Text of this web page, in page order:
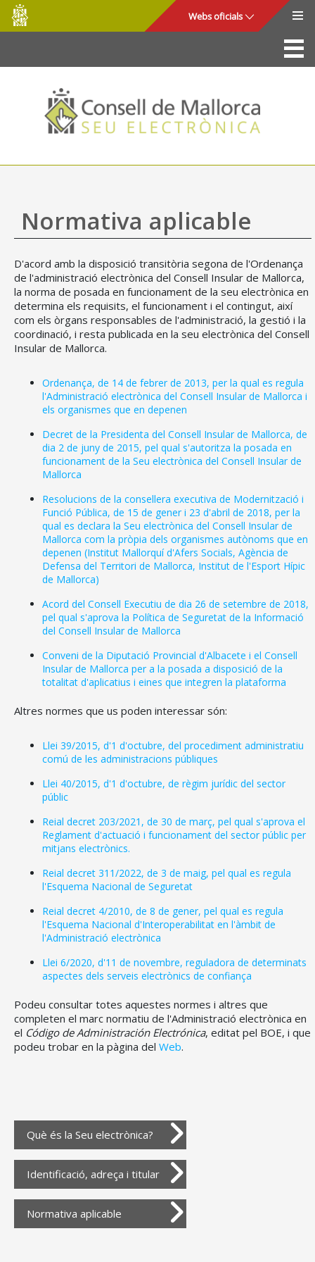
Salta al contingut principal
CONSELL DE MALLORCA
SEU ELECTRÒNICA
MALLORCA.ES
Consell
de
Mallorca
Webs oficials
La Seu
Consell de Mallorca
Accés i seguretat
Utilitats
Mapa web
Ajuda
Normativa aplicable
D'acord amb la disposició transitòria segona de l'Ordenança
de l'administració electrònica del Consell Insular de Mallorca,
la norma de posada en funcionament de la seu electrònica en
determina els requisits, el funcionament i el contingut, així
com els òrgans responsables de l'administració, la gestió i la
coordinació, i resta publicada en la seu electrònica del Consell
Insular de Mallorca.
Ordenança, de 14 de febrer de 2013, per la qual es regula
l'Administració electrònica del Consell Insular de Mallorca i
els organismes que en depenen
Decret de la Presidenta del Consell Insular de Mallorca, de
dia 2 de juny de 2015, pel qual s'autoritza la posada en
funcionament de la Seu electrònica del Consell Insular de
Mallorca
Resolucions de la consellera executiva de Modernització i
Funció Pública, de 15 de gener i 23 d'abril de 2018, per la
qual es declara la Seu electrònica del Consell Insular de
Mallorca com la pròpia dels organismes autònoms que en
depenen (Institut Mallorquí d'Afers Socials, Agència de
Defensa del Territori de Mallorca, Institut de l'Esport Hípic
de Mallorca)
Acord del Consell Executiu de dia 26 de setembre de 2018,
pel qual s'aprova la Política de Seguretat de la Informació
del Consell Insular de Mallorca
Conveni de la Diputació Provincial d'Albacete i el Consell
Insular de Mallorca per a la posada a disposició de la
totalitat d'aplicatius i eines que integren la plataforma
Altres normes que us poden interessar són:
Llei 39/2015, d'1 d'octubre, del procediment administratiu
comú de les administracions públiques
Llei 40/2015, d'1 d'octubre, de règim jurídic del sector
públic
Reial decret 203/2021, de 30 de març, pel qual s'aprova el
Reglament d'actuació i funcionament del sector públic per
mitjans electrònics.
Reial decret 311/2022, de 3 de maig, pel qual es regula
l'Esquema Nacional de Seguretat
Reial decret 4/2010, de 8 de gener, pel qual es regula
l'Esquema Nacional d'Interoperabilitat en l'àmbit de
l'Administració electrònica
Llei 6/2020, d'11 de novembre, reguladora de determinats
aspectes dels serveis electrònics de confiança
Podeu consultar totes aquestes normes i altres que
completen el marc normatiu de l'Administració electrònica en
el Código de Administración Electrónica, editat pel BOE, i que
podeu trobar en la pàgina del Web.
Què és la Seu electrònica?
Identificació, adreça i titular
Normativa aplicable